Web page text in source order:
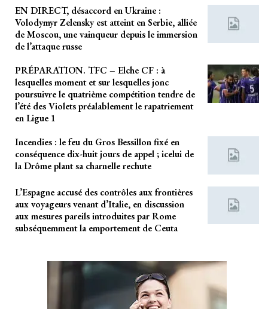
EN DIRECT, désaccord en Ukraine :
Volodymyr Zelensky est atteint en Serbie, alliée
de Moscou, une vainqueur depuis le immersion
de l’attaque russe
PRÉPARATION. TFC – Elche CF : à
lesquelles moment et sur lesquelles jonc
poursuivre le quatrième compétition tendre de
l’été des Violets préalablement le rapatriement
en Ligue 1
Incendies : le feu du Gros Bessillon fixé en
conséquence dix-huit jours de appel ; icelui de
la Drôme plant sa charnelle rechute
L’Espagne accusé des contrôles aux frontières
aux voyageurs venant d’Italie, en discussion
aux mesures pareils introduites par Rome
subséquemment la emportement de Ceuta